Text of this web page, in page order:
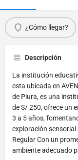
¿Cómo llegar?
Descripción
La institución
esta ubicada en
de Piura, es una
de S/ 250, ofrece un
3 a 5 años,
exploración sensorial
Regular Con un
ambiente adecuado